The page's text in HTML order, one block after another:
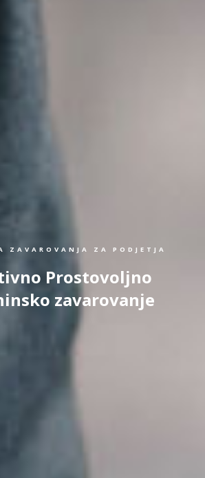
ZAVAROVANJA ZA PODJETJA
Prostovoljno
zavarovanje